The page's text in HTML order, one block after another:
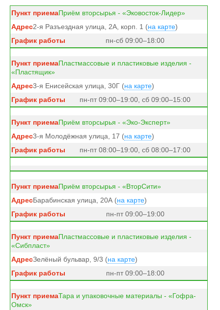
Приём вторсырья - «Эковосток-Лидер»
2-я Разъездная улица, 2А, корп. 1 (на карте)
пн-сб 09:00–18:00
Пластмассовые и пластиковые изделия -
«Пластящик»
3-я Енисейская улица, 30Г (на карте)
пн-пт 09:00–19:00, сб 09:00–15:00
Приём вторсырья - «Эко-Эксперт»
3-я Молодёжная улица, 17 (на карте)
пн-пт 08:00–19:00, сб 08:00–17:00
Приём вторсырья - «ВторСити»
Барабинская улица, 20А (на карте)
пн-пт 09:00–19:00
Пластмассовые и пластиковые изделия -
«Сибпласт»
Зелёный бульвар, 9/3 (на карте)
пн-пт 09:00–18:00
Тара и упаковочные материалы - «Гофра-
Омск»